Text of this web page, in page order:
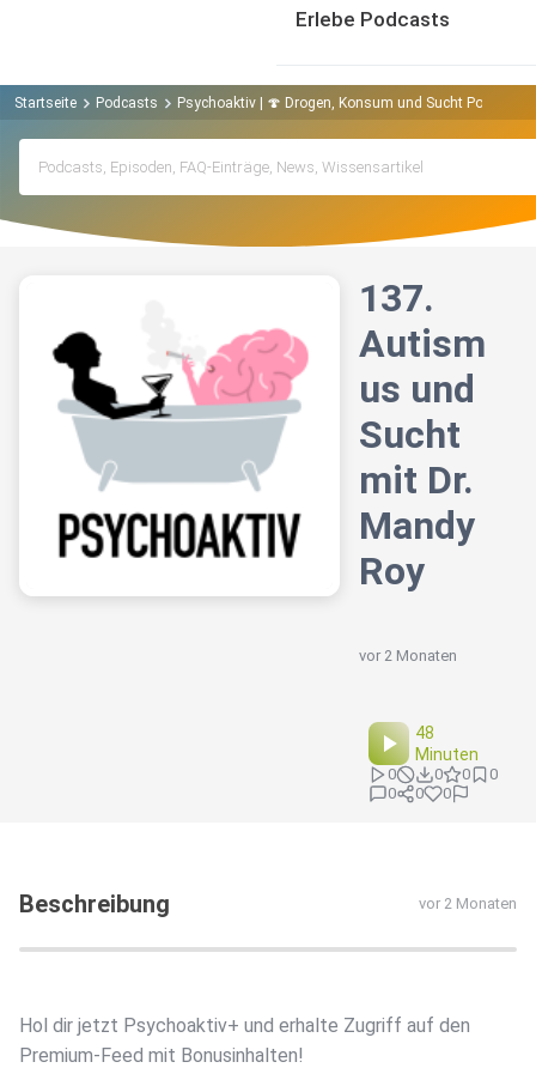
Erlebe Podcasts
Startseite Podcasts Psychoaktiv | 🍄 Drogen, Konsum und Sucht Podcast
137.
Autism
us und
Sucht
mit Dr.
Mandy
Roy
vor 2 Monaten
48
Minuten
0 0 0
0
0
0 0
Beschreibung vor 2 Monaten
Hol dir jetzt Psychoaktiv+ und erhalte Zugriff auf den
Premium-Feed mit Bonusinhalten!